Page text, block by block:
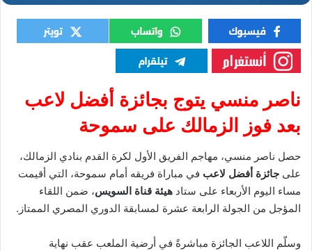
ناصر منسي يتوج بجائزة أفضل لاعب
بعد فوز الزمالك على سموحة
حصل ناصر منسي، مهاجم الفريق الأول لكرة القدم بنادي الزمالك،
على جائزة أفضل لاعب في مباراة فريقه أمام سموحة، التي أقيمت
مساء اليوم الأربعاء على ستاد هيئة قناة السويس، ضمن اللقاء
المؤجل من الجولة الرابعة عشرة لمسابقة الدوري المصري الممتاز.
وسلّم اللاعب الجائزة مباشرةً في أرضية الملعب عقب نهاية